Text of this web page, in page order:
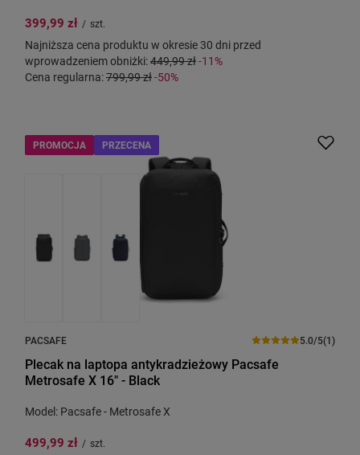
399,99 zł / szt.
Najniższa cena produktu w okresie 30 dni przed
wprowadzeniem obniżki:449,99 zł-11%
Cena regularna:799,99 zł-50%
PROMOCJA PRZECENA
PACSAFE 5.0/5(1)
Plecak na laptopa antykradzieżowy Pacsafe
Metrosafe X 16" - Black
Model: Pacsafe - Metrosafe X
499,99 zł / szt.